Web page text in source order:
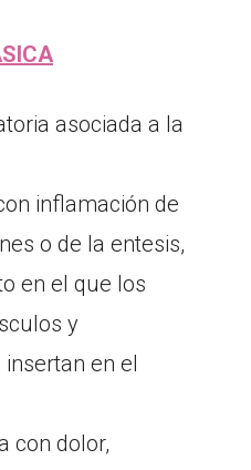
asociada a la
inflamación de
o de la entesis,
en el que los
y
en el
con dolor,